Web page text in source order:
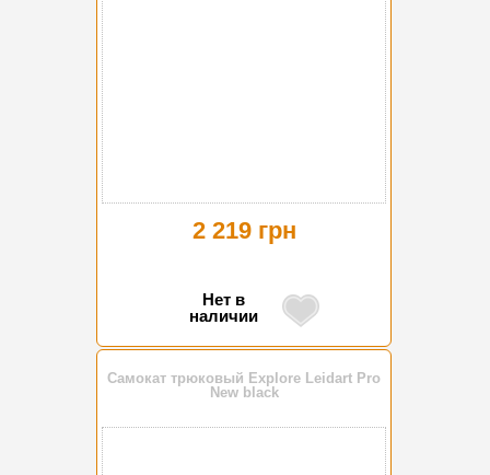
2 219 грн
Нет в
наличии
Самокат трюковый Explore Leidart Pro
New black